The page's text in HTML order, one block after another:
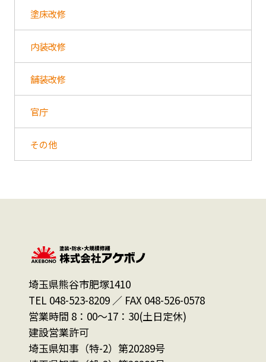
塗床改修
内装改修
舗装改修
官庁
その他
埼玉県熊谷市肥塚1410
TEL 048-523-8209 ／ FAX 048-526-0578
営業時間 8：00～17：30(土日定休)
建設営業許可
埼玉県知事（特-2）第20289号